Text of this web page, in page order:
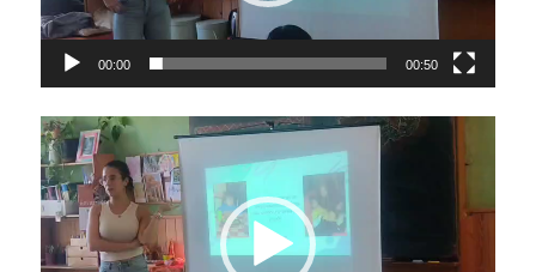
00:00 00:50
Video
Player